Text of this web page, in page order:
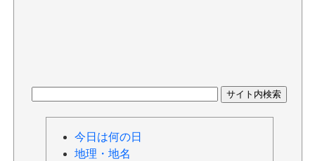
今日は何の日
地理・地名